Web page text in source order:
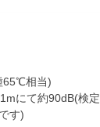
65℃相当)
にて約90dB(検
す)